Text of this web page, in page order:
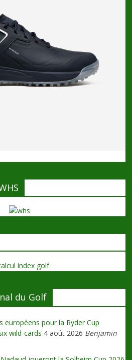
du Golf
européens pour la Ryder Cup
wild-cards 4 août 2026 Benjamin